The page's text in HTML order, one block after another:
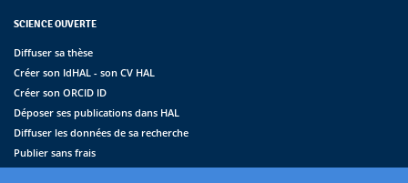
SCIENCE OUVERTE
Diffuser sa thèse
Créer son IdHAL - son CV HAL
Créer son ORCID ID
Déposer ses publications dans HAL
Diffuser les données de sa recherche
Publier sans frais